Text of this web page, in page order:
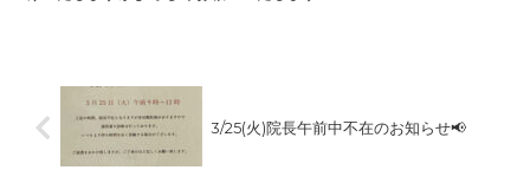
3/25(火)院長午前中不在のお知らせ📢